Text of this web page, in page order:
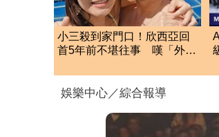
小三殺到家門口！欣西亞回
首5年前不堪往事 嘆「外遇
娛樂中心／綜合報導